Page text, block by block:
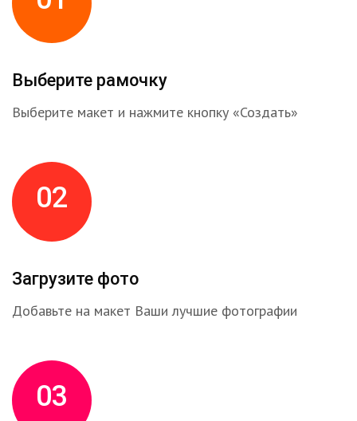
Выберите рамочку
Выберите макет и нажмите кнопку «Создать»
02
Загрузите фото
Добавьте на макет Ваши лучшие фотографии
03